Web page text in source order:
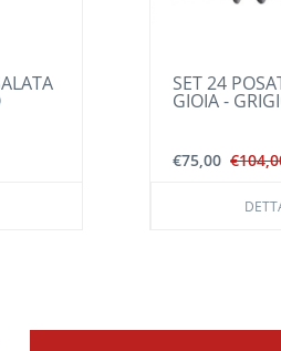
SET 24 POSATE BUGATTI
GIOIA - GRIGIO
€104,00